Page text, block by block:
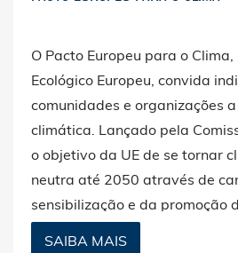
O Pacto Europeu para o
Ecológico Europeu, convida
comunidades e organizações
climática. Lançado pela
o objetivo da UE de se tornar
neutra até 2050 através de
sensibilização e da promoção
consumo e produção
SAIBA MAIS